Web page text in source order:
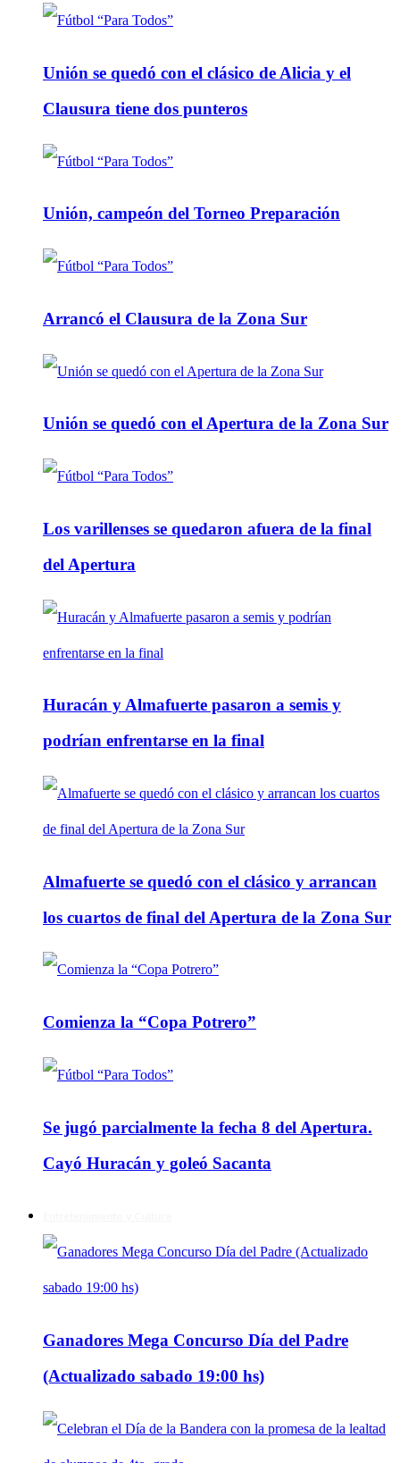
Unión se quedó con el clásico de Alicia y el
Clausura tiene dos punteros
Unión, campeón del Torneo Preparación
Arrancó el Clausura de la Zona Sur
Unión se quedó con el Apertura de la Zona Sur
Los varillenses se quedaron afuera de la final
del Apertura
Huracán y Almafuerte pasaron a semis y
podrían enfrentarse en la final
Almafuerte se quedó con el clásico y arrancan
los cuartos de final del Apertura de la Zona Sur
Comienza la “Copa Potrero”
Se jugó parcialmente la fecha 8 del Apertura.
Cayó Huracán y goleó Sacanta
Ganadores Mega Concurso Día del Padre
(Actualizado sabado 19:00 hs)